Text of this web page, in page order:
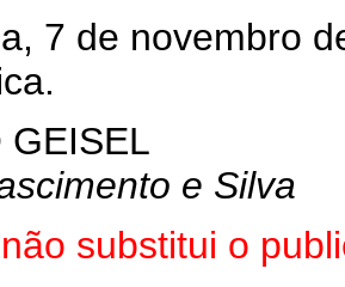
7 de novembro
GEISEL
e Silva
substitui o